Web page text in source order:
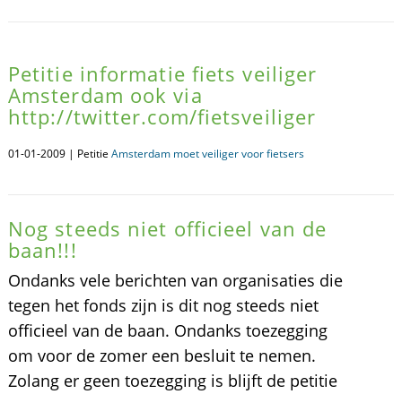
Petitie informatie fiets veiliger
Amsterdam ook via
http://twitter.com/fietsveiliger
01-01-2009 | Petitie Amsterdam moet veiliger voor fietsers
Nog steeds niet officieel van de
baan!!!
Ondanks vele berichten van organisaties die
tegen het fonds zijn is dit nog steeds niet
officieel van de baan. Ondanks toezegging
om voor de zomer een besluit te nemen.
Zolang er geen toezegging is blijft de petitie